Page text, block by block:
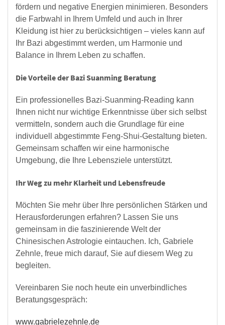
fördern und negative Energien minimieren. Besonders
die Farbwahl in Ihrem Umfeld und auch in Ihrer
Kleidung ist hier zu berücksichtigen – vieles kann auf
Ihr Bazi abgestimmt werden, um Harmonie und
Balance in Ihrem Leben zu schaffen.
Die Vorteile der Bazi Suanming Beratung
Ein professionelles Bazi-Suanming-Reading kann
Ihnen nicht nur wichtige Erkenntnisse über sich selbst
vermitteln, sondern auch die Grundlage für eine
individuell abgestimmte Feng-Shui-Gestaltung bieten.
Gemeinsam schaffen wir eine harmonische
Umgebung, die Ihre Lebensziele unterstützt.
Ihr Weg zu mehr Klarheit und Lebensfreude
Möchten Sie mehr über Ihre persönlichen Stärken und
Herausforderungen erfahren? Lassen Sie uns
gemeinsam in die faszinierende Welt der
Chinesischen Astrologie eintauchen. Ich, Gabriele
Zehnle, freue mich darauf, Sie auf diesem Weg zu
begleiten.
Vereinbaren Sie noch heute ein unverbindliches
Beratungsgespräch:
www.gabrielezehnle.de